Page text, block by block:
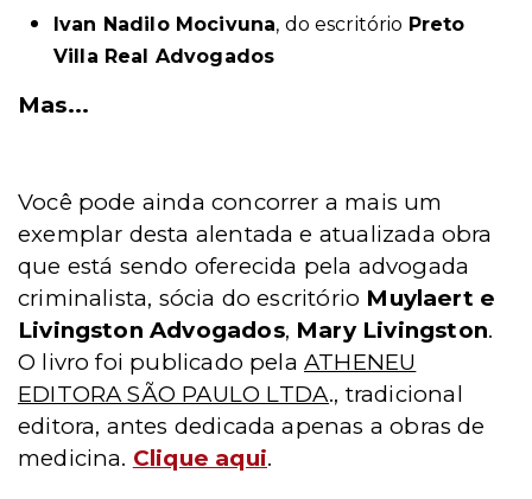
Ivan Nadilo Mocivuna, do escritório Preto
Villa Real Advogados
Mas...
Você pode ainda concorrer a mais um
exemplar desta alentada e atualizada obra
que está sendo oferecida pela advogada
criminalista, sócia do escritório Muylaert e
Livingston Advogados, Mary Livingston.
O livro foi publicado pelaATHENEU
EDITORA SÃO PAULO LTDA., tradicional
editora, antes dedicada apenas a obras de
medicina. Clique aqui.